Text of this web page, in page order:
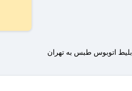
بلیط اتوبوس طبس به تهران